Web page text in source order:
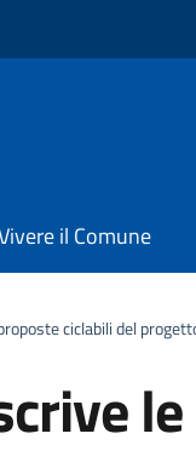
il Comune
ciclabili del